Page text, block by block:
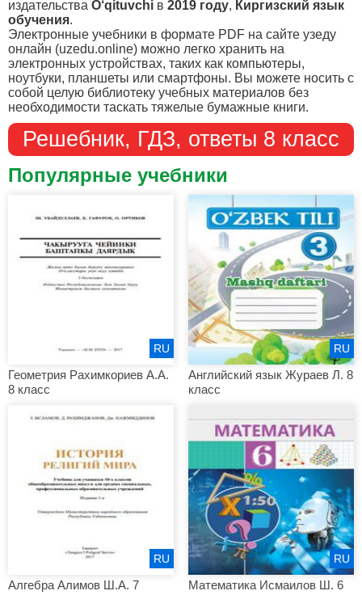
издательства O‘qituvchi в 2019 году, Киргизский язык
обучения.
Электронные учебники в формате PDF на сайте узеду
онлайн (uzedu.online) можно легко хранить на
электронных устройствах, таких как компьютеры,
ноутбуки, планшеты или смартфоны. Вы можете носить с
собой целую библиотеку учебных материалов без
необходимости таскать тяжелые бумажные книги.
Решебник, ГДЗ, ответы 8 класс
Популярные учебники
Геометрия Рахимкориев А.А.
8 класс
RU
Английский язык Жураев Л. 8
класс
RU
Алгебра Алимов Ш.А. 7
RU
Математика Исмаилов Ш. 6
RU